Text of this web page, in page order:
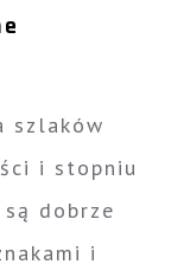
szlaków
i stopniu
dobrze
i